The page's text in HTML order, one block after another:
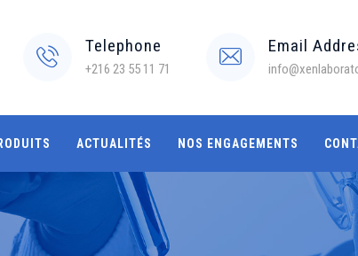
Telephone
+216 23 55 11 71
Email
ACTUALITÉS NOS ENGAGEMENTS